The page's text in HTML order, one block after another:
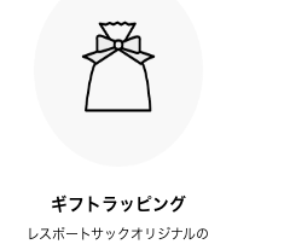
ギフトラッピング
レスポートサックオリジナルの